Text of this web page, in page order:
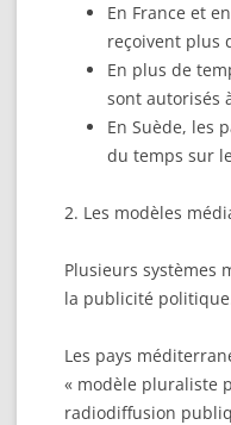
En France et
reçoivent plus
En plus de
sont autorisés
En Suède, les
du temps sur
2. Les modèles
Plusieurs systèmes
la publicité
Les pays
« modèle pluraliste
radiodiffusion